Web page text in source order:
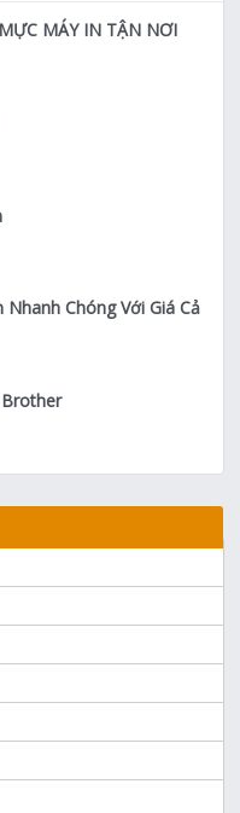
MÁY IN TẬN NƠI
Chóng Với Giá Cả